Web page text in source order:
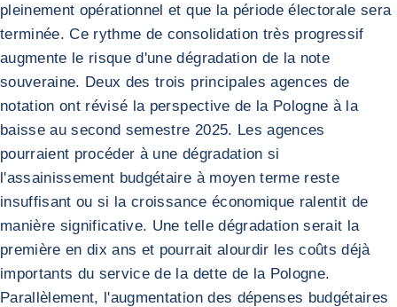
pleinement opérationnel et que la période électorale sera
terminée. Ce rythme de consolidation très progressif
augmente le risque d'une dégradation de la note
souveraine. Deux des trois principales agences de
notation ont révisé la perspective de la Pologne à la
baisse au second semestre 2025. Les agences
pourraient procéder à une dégradation si
l'assainissement budgétaire à moyen terme reste
insuffisant ou si la croissance économique ralentit de
manière significative. Une telle dégradation serait la
première en dix ans et pourrait alourdir les coûts déjà
importants du service de la dette de la Pologne.
Parallèlement, l'augmentation des dépenses budgétaires